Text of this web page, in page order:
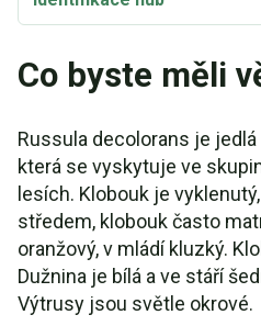
Co byste měli
Russula decolorans je
která se vyskytuje ve
lesích. Klobouk je
středem, klobouk často
oranžový, v mládí kluzký.
Dužnina je bílá a ve stáří
Výtrusy jsou světle okrové.